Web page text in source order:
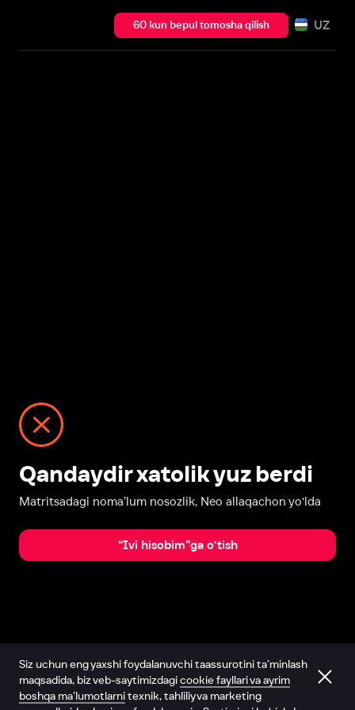
60 kun bepul tomosha qilish UZ
Qandaydir xatolik yuz berdi
Matritsadagi noma’lum nosozlik, Neo allaqachon yo‘lda
“Ivi hisobim”ga o‘tish
Siz uchun eng yaxshi foydalanuvchi taassurotini ta’minlash
maqsadida, biz veb-saytimizdagicookie fayllari va ayrim
boshqa ma’lumotlarnitexnik, tahliliy va marketing